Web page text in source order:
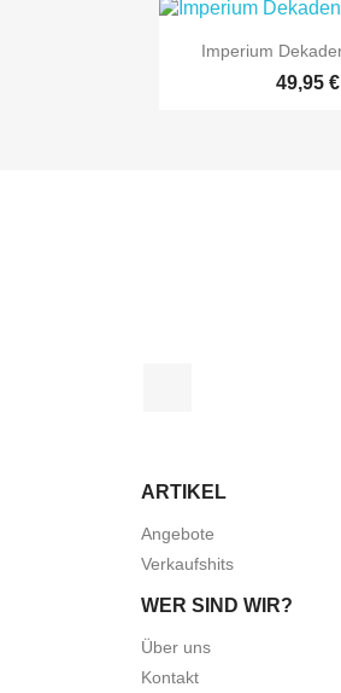

Imperium
49,95 €
ARTIKEL
Angebote
Verkaufshits
WER SIND WIR?
Über uns
Kontakt